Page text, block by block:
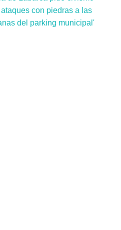
con piedras a las
del parking municipal'